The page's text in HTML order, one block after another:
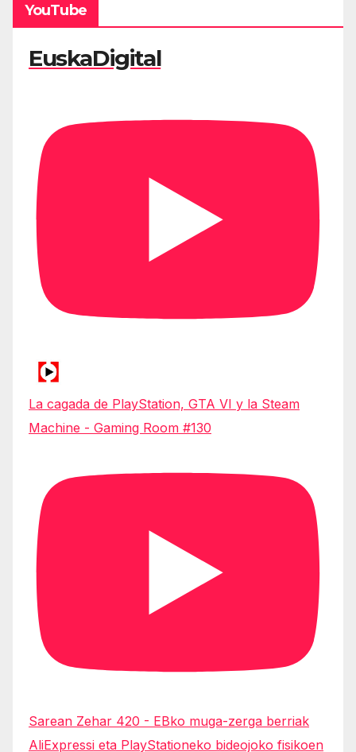
YouTube
EuskaDigital
La cagada de PlayStation, GTA VI y la Steam
Machine - Gaming Room #130
Sarean Zehar 420 - EBko muga-zerga berriak
AliExpressi eta PlayStationeko bideojoko fisikoen